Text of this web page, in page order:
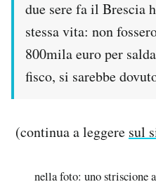
due sere fa il Brescia
stessa vita: non
800mila euro per
fisco, si sarebbe
(continua a leggere sul
nella foto: uno striscione